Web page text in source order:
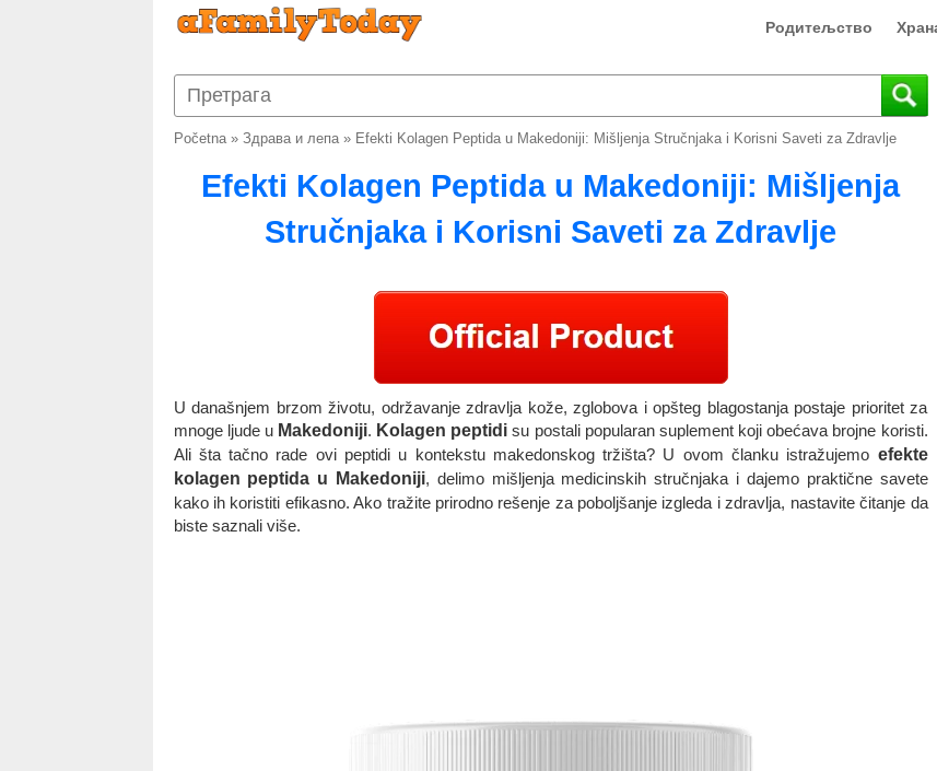
Родитељство
Početna» Здрава и лепа» Efekti Kolagen Peptida u Makedoniji: Mišljenja Stručnjaka i Korisni Saveti za Zdravlje
Efekti Kolagen Peptida u Makedoniji: Mišljenja
Stručnjaka i Korisni Saveti za Zdravlje
U današnjem brzom životu, održavanje zdravlja kože, zglobova i opšteg blagostanja postaje prioritet za
mnoge ljude u Makedoniji. Kolagen peptidi su postali popularan suplement koji obećava brojne koristi.
Ali šta tačno rade ovi peptidi u kontekstu makedonskog tržišta? U ovom članku istražujemo efekte
kolagen peptida u Makedoniji, delimo mišljenja medicinskih stručnjaka i dajemo praktične savete
kako ih koristiti efikasno. Ako tražite prirodno rešenje za poboljšanje izgleda i zdravlja, nastavite čitanje da
biste saznali više.